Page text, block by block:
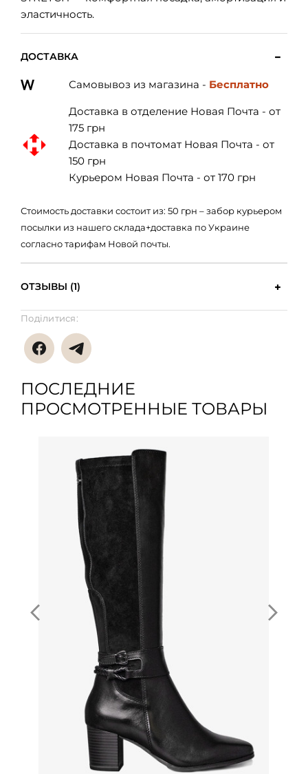
эластичность.
ДОСТАВКА
Самовывоз из магазина - Бесплатно
Доставка в отделение Новая Почта - от
175 грн
Доставка в почтомат Новая Почта - от
150 грн
Курьером Новая Почта - от 170 грн
Стоимость доставки состоит из: 50 грн – забор курьером
посылки из нашего склада+доставка по Украине
согласно тарифам Новой почты.
ОТЗЫВЫ (1)
Поділитися:
ПОСЛЕДНИЕ
ПРОСМОТРЕННЫЕ ТОВАРЫ